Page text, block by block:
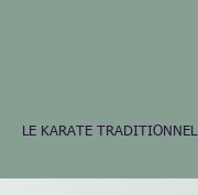
LE KARATE TRADITIONNEL